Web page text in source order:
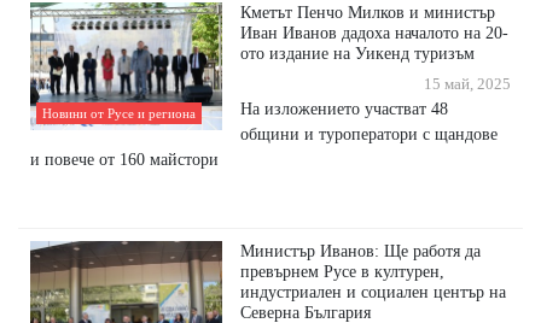
Новини от Русе и региона
Кметът Пенчо Милков и министър
Иван Иванов дадоха началото на 20-
ото издание на Уикенд туризъм
15 май, 2025
На изложението участват 48
общини и туроператори с щандове
и повече от 160 майстори
Министър Иванов: Ще работя да
превърнем Русе в културен,
индустриален и социален център на
Северна България